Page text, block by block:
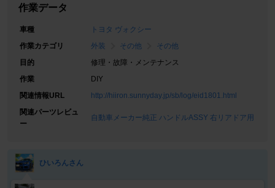
作業データ
車種
トヨタ ヴォクシー
作業カテゴリ
外装 その他
その他
目的
修理・故障・メンテナンス
作業
DIY
関連情報URL
http://hiiron.sunnyday.jp/sb/log/eid1801.html
関連パーツレビュ
ー
自動車メーカー純正 ハンドルASSY 右リアドア用
ひいろんさん